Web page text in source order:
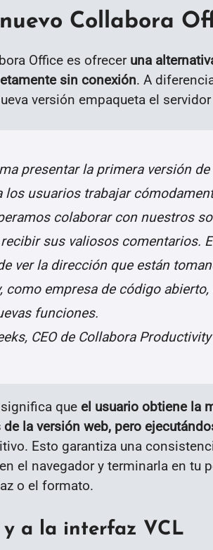
Collabora
Office es ofrecer una
sin conexión. A
versión empaqueta el
presentar la primera versión
los usuarios trabajar
colaborar con nuestros
sus valiosos comentarios.
ver la dirección que están
como empresa de código
funciones.
CEO de Collabora Productivity
que el usuario obtiene la
la versión web, pero
Esto garantiza una
el navegador y terminarla en tu
o el formato.
y a la interfaz VCL